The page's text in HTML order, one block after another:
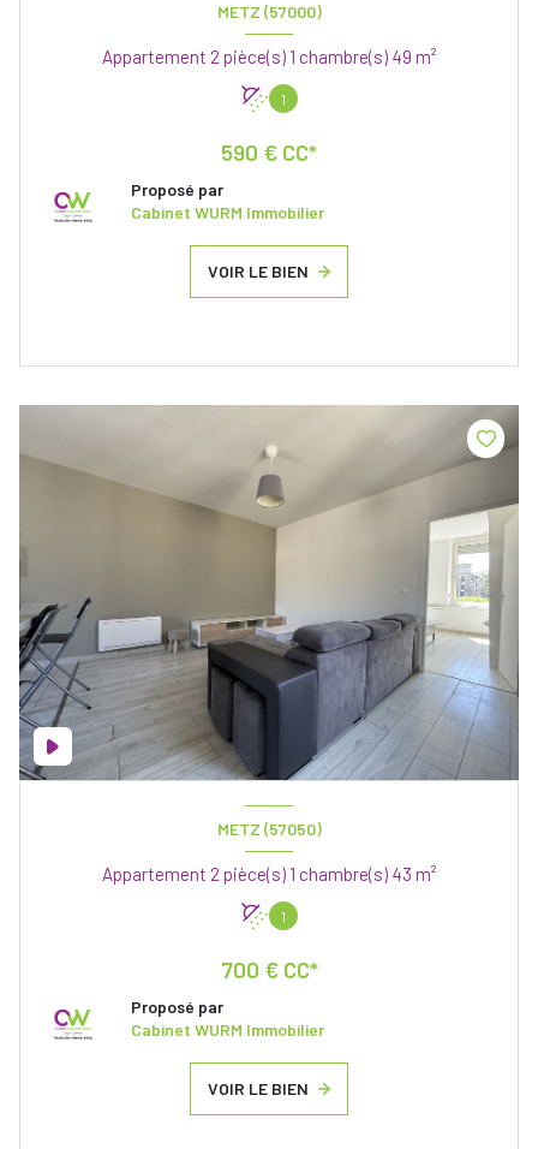
METZ (57000)
Appartement 2 pièce(s) 1 chambre(s) 49 m²
1
590 € CC*
Proposé par
Cabinet WURM Immobilier
VOIR LE BIEN
METZ (57050)
Appartement 2 pièce(s) 1 chambre(s) 43 m²
1
700 € CC*
Proposé par
Cabinet WURM Immobilier
VOIR LE BIEN